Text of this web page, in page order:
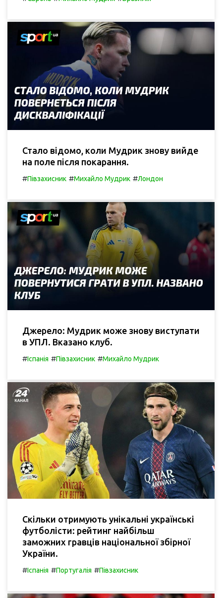
Стало відомо, коли Мудрик знову вийде
на поле після покарання.
#Півзахисник #Михайло Мудрик #Лондон
Джерело: Мудрик може знову виступати
в УПЛ. Вказано клуб.
#Іспанія #Півзахисник #Михайло Мудрик
Скільки отримують унікальні українські
футболісти: рейтинг найбільш
заможних гравців національної збірної
України.
#Іспанія #Португалія #Півзахисник